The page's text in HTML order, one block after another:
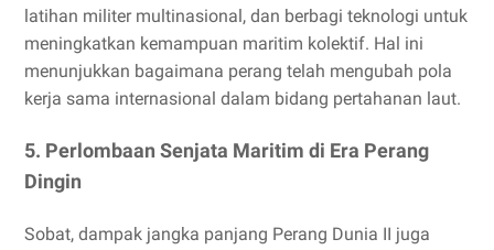
latihan militer multinasional, dan berbagi teknologi untuk
meningkatkan kemampuan maritim kolektif. Hal ini
menunjukkan bagaimana perang telah mengubah pola
kerja sama internasional dalam bidang pertahanan laut.
5. Perlombaan Senjata Maritim di Era Perang
Dingin
Sobat, dampak jangka panjang Perang Dunia II juga